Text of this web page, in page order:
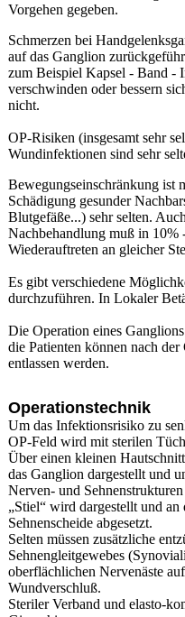
Vorgehen gegeben.
Schmerzen bei
auf das Ganglion
zum Beispiel Kapsel - Band -
verschwinden oder bessern
nicht.
OP-Risiken (insgesamt sehr
Wundinfektionen sind sehr
Bewegungseinschränkung ist
Schädigung gesunder
Blutgefäße...) sehr selten.
Nachbehandlung muß in 10%
Wiederauftreten an gleicher
Es gibt verschiedene
durchzuführen. In Lokaler
Die Operation eines
die Patienten können nach
entlassen werden.
Operationstechnik
Um das Infektionsrisiko zu
OP-Feld wird mit sterilen
Über einen kleinen
das Ganglion dargestellt und
Nerven- und
„Stiel“ wird dargestellt und
Sehnenscheide abgesetzt.
Selten müssen zusätzliche
Sehnengleitgewebes
oberflächlichen Nervenäste
Wundverschluß.
Steriler Verband und elasto-